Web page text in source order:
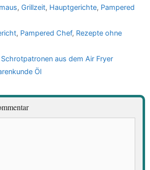
, Grillzeit, Hauptgerichte, Pampered
, Pampered Chef, Rezepte ohne
aus dem Air Fryer
Öl